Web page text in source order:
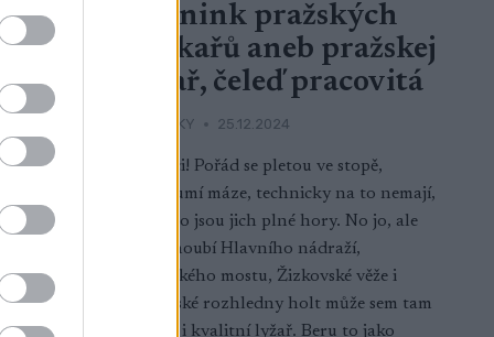
Die
Trénink pražských
běžkařů aneb pražskej
lyžař, čeleď pracovitá
BEZKY 25.12.2024
Pražáci! Pořád se pletou ve stopě,
nerozumí máze, technicky na to nemají,
a přesto jsou jich plné hory. No jo, ale
z podhoubí Hlavního nádraží,
Nuselského mostu, Žizkovské věže i
Petřínské rozhledny holt může sem tam
vyrůst i kvalitní lyžař. Beru to jako